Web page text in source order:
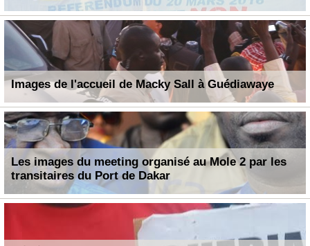
Images de l'accueil de Macky Sall à Guédiawaye
Les images du meeting organisé au Mole 2 par les
transitaires du Port de Dakar